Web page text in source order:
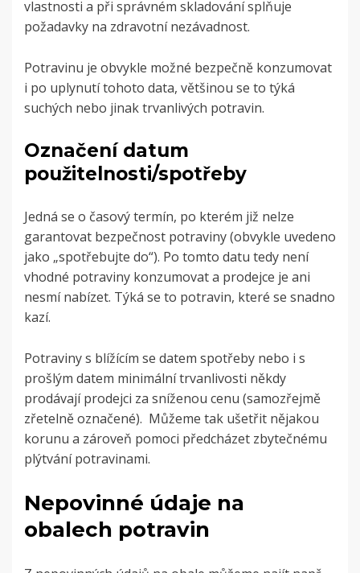
vlastnosti a při správném skladování splňuje
požadavky na zdravotní nezávadnost.
Potravinu je obvykle možné bezpečně konzumovat
i po uplynutí tohoto data, většinou se to týká
suchých nebo jinak trvanlivých potravin.
Označení datum
použitelnosti/spotřeby
Jedná se o časový termín, po kterém již nelze
garantovat bezpečnost potraviny (obvykle uvedeno
jako „spotřebujte do“). Po tomto datu tedy není
vhodné potraviny konzumovat a prodejce je ani
nesmí nabízet. Týká se to potravin, které se snadno
kazí.
Potraviny s blížícím se datem spotřeby nebo i s
prošlým datem minimální trvanlivosti někdy
prodávají prodejci za sníženou cenu (samozřejmě
zřetelně označené). Můžeme tak ušetřit nějakou
korunu a zároveň pomoci předcházet zbytečnému
plýtvání potravinami.
Nepovinné údaje na
obalech potravin